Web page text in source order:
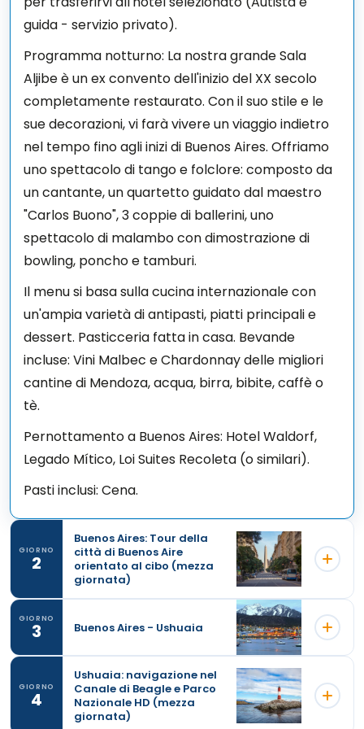
guida - servizio privato).
Programma notturno: La nostra grande Sala
Aljibe è un ex convento dell'inizio del XX secolo
completamente restaurato. Con il suo stile e le
sue decorazioni, vi farà vivere un viaggio indietro
nel tempo fino agli inizi di Buenos Aires. Offriamo
uno spettacolo di tango e folclore: composto da
un cantante, un quartetto guidato dal maestro
"Carlos Buono", 3 coppie di ballerini, uno
spettacolo di malambo con dimostrazione di
bowling, poncho e tamburi.
Il menu si basa sulla cucina internazionale con
un'ampia varietà di antipasti, piatti principali e
dessert. Pasticceria fatta in casa. Bevande
incluse: Vini Malbec e Chardonnay delle migliori
cantine di Mendoza, acqua, birra, bibite, caffè o
tè.
Pernottamento a Buenos Aires: Hotel Waldorf,
Legado Mítico, Loi Suites Recoleta (o similari).
Pasti inclusi: Cena.
GIORNO
2
Buenos Aires: Tour della
città di Buenos Aire
orientato al cibo (mezza
giornata)
GIORNO
3 Buenos Aires - Ushuaia
GIORNO
4
Ushuaia: navigazione nel
Canale di Beagle e Parco
Nazionale HD (mezza
giornata)